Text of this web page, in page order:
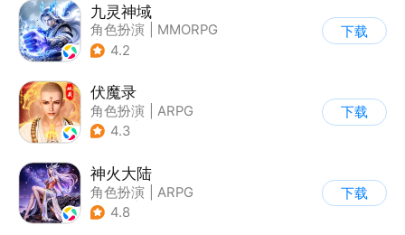
九灵神域
角色扮演
MMORPG
| 仙侠
4.2
下载
伏魔录
角色扮演
ARPG
| 仙侠
4.3
下载
神火大陆
角色扮演
ARPG
| 奇幻
4.8
下载